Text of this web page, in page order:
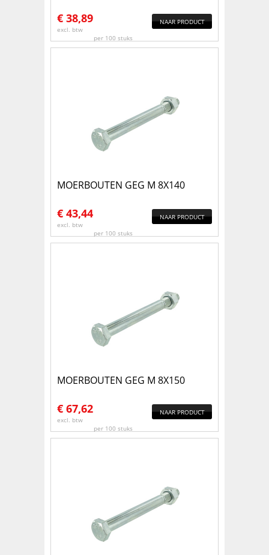
€ 38,89
excl. btw
per 100 stuks
NAAR PRODUCT
MOERBOUTEN GEG M 8X140
€ 43,44
excl. btw
per 100 stuks
NAAR PRODUCT
MOERBOUTEN GEG M 8X150
€ 67,62
excl. btw
per 100 stuks
NAAR PRODUCT